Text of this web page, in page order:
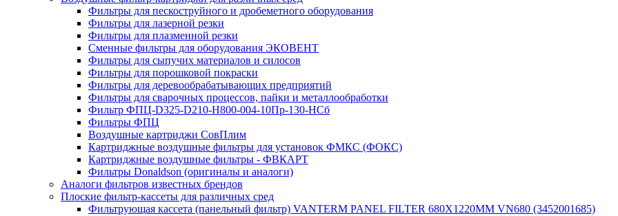
Фильтры для пескоструйного и дробеметного оборудования
Фильтры для лазерной резки
Фильтры для плазменной резки
Сменные фильтры для оборудования ЭКОВЕНТ
Фильтры для сыпучих материалов и силосов
Фильтры для порошковой покраски
Фильтры для деревообрабатывающих предприятий
Фильтры для сварочных процессов, пайки и металлообработки
Фильтр ФПЦ-D325-D210-H800-004-10Пр-130-НСб
Фильтры ФПЦ
Воздушные картриджи СовПлим
Картриджные воздушные фильтры для установок ФМКС (ФОКС)
Картриджные воздушные фильтры - ФВКАРТ
Фильтры Donaldson (оригиналы и аналоги)
Аналоги фильтров известных брендов
Плоские фильтр-кассеты для различных сред
Фильтрующая кассета (панельный фильтр) VANTERM PANEL FILTER 680X1220MM VN680 (3452001685)